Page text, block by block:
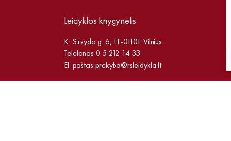
Leidyklos knygynėlis
K. Sirvydo g. 6, LT-01101 Vilnius
Telefonas 0 5 212 14 33
El. paštas prekyba@rsleidykla.lt